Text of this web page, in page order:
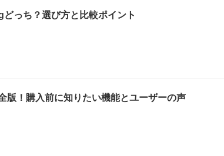
っち？選び方と比較ポイント
版！購入前に知りたい機能とユーザーの声